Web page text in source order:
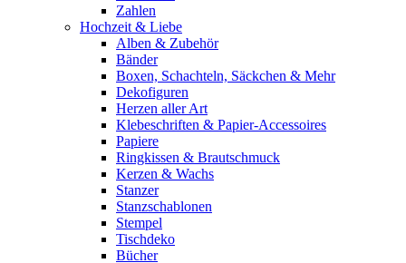
Zahlen
Hochzeit & Liebe
Alben & Zubehör
Bänder
Boxen, Schachteln, Säckchen & Mehr
Dekofiguren
Herzen aller Art
Klebeschriften & Papier-Accessoires
Papiere
Ringkissen & Brautschmuck
Kerzen & Wachs
Stanzer
Stanzschablonen
Stempel
Tischdeko
Bücher